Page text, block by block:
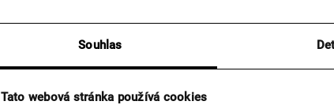
Souhlas
Tato webová stránka používá cookies